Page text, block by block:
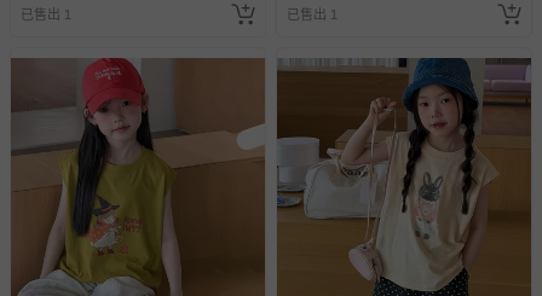
經消費者拆封之影音商品或電腦軟體（例如 DVD、CD
非以有形媒介提供之數位內容或一經提供即為完成之線
上服務，經消費者事先同意始提供（例如線上課程、遊
戲或活動點數等）。
已拆封之以下類型商品：
-個人衛生用品（例如尿布、貼身衣物、泳裝、襪子、地
墊、寢具類等）。
-新生兒親膚衣物（嬰幼兒包巾與背巾、包屁衣、學習
褲、紗布衣等）。
已售出 1 已售出 1